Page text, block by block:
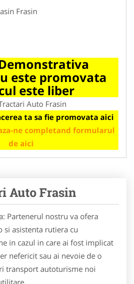
Frasin
este promovata
este liber
Auto Frasin
ta sa fie promovata aici
ne completand formularul
de aici
Auto Frasin
Partenerul nostru va ofera
si asistenta rutiera cu
in cazul in care ai fost implicat
nefericit sau ai nevoie de o
transport autoturisme noi